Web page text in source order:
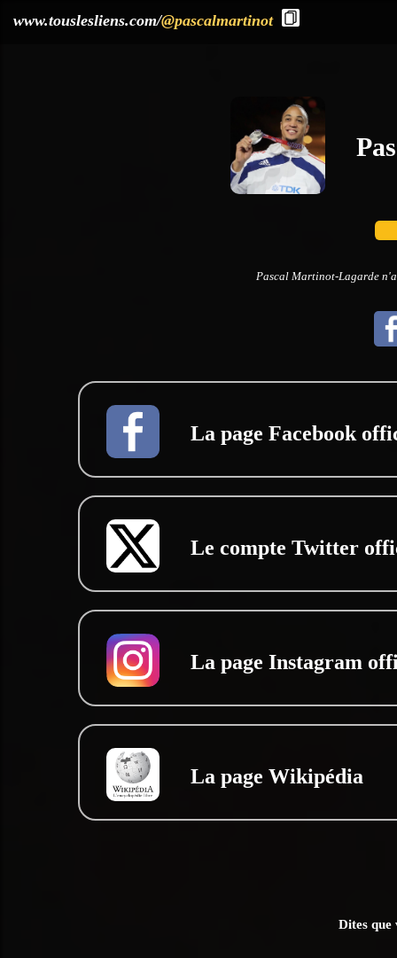
www.touslesliens.com/@pascalmartinot
Pascal Martinot-Lagarde n'a
La page Facebook
Le compte Twitter
La page Instagram
La page Wikipédia
Dites que